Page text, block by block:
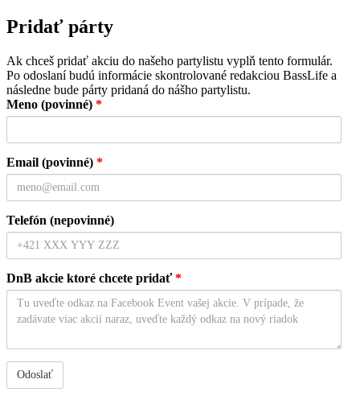
Pridať párty
Ak chceš pridať akciu do našeho partylistu vyplň tento formulár.
Po odoslaní budú informácie skontrolované redakciou BassLife a
následne bude párty pridaná do nášho partylistu.
Meno (povinné) *
Email (povinné) *
Telefón (nepovinné)
DnB akcie ktoré chcete pridať*